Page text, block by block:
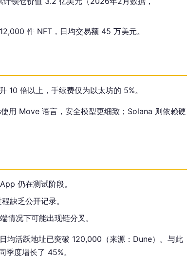
件 NFT，日均交易额 45 万美元。
10 倍以上，手续费仅为以太坊的 5%。
用 Move 语言，安全模型更细致；Solana 则依赖硬
仍在测试阶段。
缺乏公开记录。
情况下可能出现链分叉。
活跃地址已突破 120,000（来源：Dune）。与此
度增长了 45%。